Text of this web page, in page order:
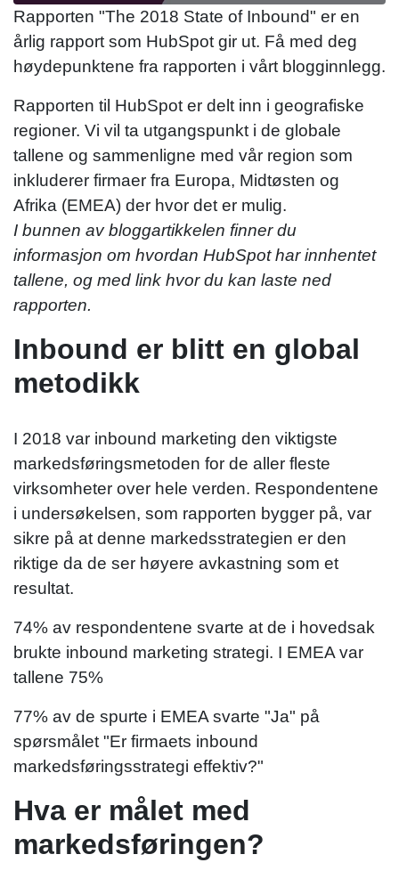
Rapporten "The 2018 State of Inbound" er en
årlig rapport som HubSpot gir ut. Få med deg
høydepunktene fra rapporten i vårt blogginnlegg.
Rapporten til HubSpot er delt inn i geografiske
regioner. Vi vil ta utgangspunkt i de globale
tallene og sammenligne med vår region som
inkluderer firmaer fra Europa, Midtøsten og
Afrika (EMEA) der hvor det er mulig.
I bunnen av bloggartikkelen finner du
informasjon om hvordan HubSpot har innhentet
tallene, og med link hvor du kan laste ned
rapporten.
Inbound er blitt en global
metodikk
I 2018 var inbound marketing den viktigste
markedsføringsmetoden for de aller fleste
virksomheter over hele verden. Respondentene
i undersøkelsen, som rapporten bygger på, var
sikre på at denne markedsstrategien er den
riktige da de ser høyere avkastning som et
resultat.
74% av respondentene svarte at de i hovedsak
brukte inbound marketing strategi. I EMEA var
tallene 75%
77% av de spurte i EMEA svarte "Ja" på
spørsmålet "Er firmaets inbound
markedsføringsstrategi effektiv?"
Hva er målet med
markedsføringen?